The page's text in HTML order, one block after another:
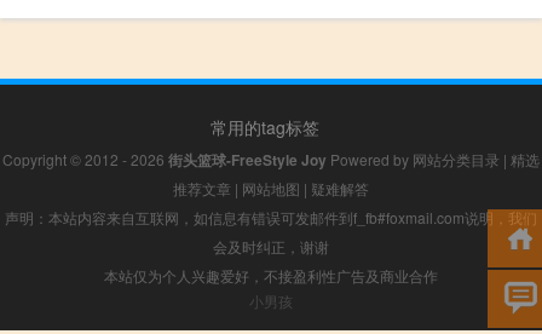
常用的tag标签
Copyright © 2012 - 2026 街头篮球-FreeStyle Joy Powered by 网站分类目录 | 精选
推荐文章 | 网站地图 | 疑难解答
声明：本站内容来自互联网，如信息有错误可发邮件到f_fb#foxmail.com说明，我们
会及时纠正，谢谢
本站仅为个人兴趣爱好，不接盈利性广告及商业合作
小男孩